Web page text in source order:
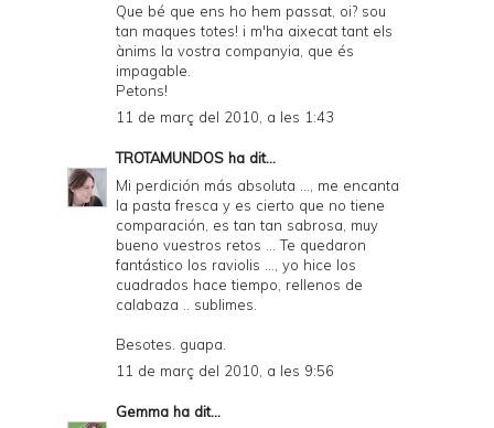
Que bé que ens ho hem passat, oi? sou
tan maques totes! i m'ha aixecat tant els
ànims la vostra companyia, que és
impagable.
Petons!
11 de març del 2010, a les 1:43
TROTAMUNDOS ha dit...
Mi perdición más absoluta ..., me encanta
la pasta fresca y es cierto que no tiene
comparación, es tan tan sabrosa, muy
bueno vuestros retos ... Te quedaron
fantástico los raviolis ..., yo hice los
cuadrados hace tiempo, rellenos de
calabaza .. sublimes.
Besotes. guapa.
11 de març del 2010, a les 9:56
Gemma ha dit...